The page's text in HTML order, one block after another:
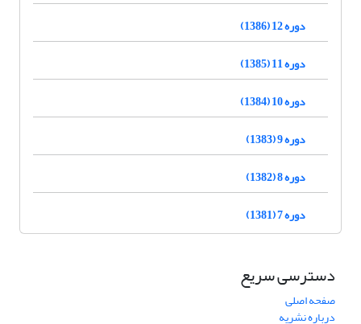
دوره 12 (1386)
دوره 11 (1385)
دوره 10 (1384)
دوره 9 (1383)
دوره 8 (1382)
دوره 7 (1381)
دسترسی سریع
صفحه اصلی
درباره نشریه